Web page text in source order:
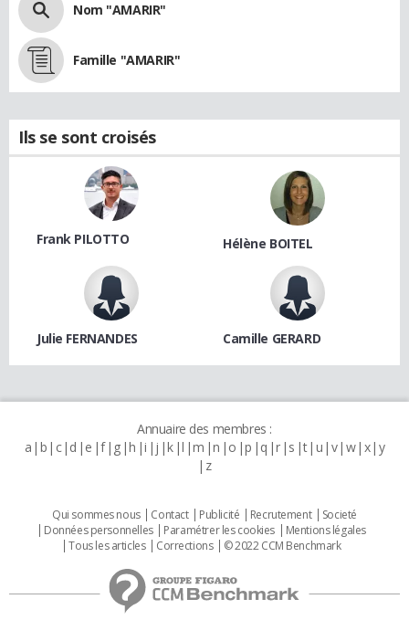
Nom "AMARIR"
Famille "AMARIR"
Ils se sont croisés
Frank PILOTTO Hélène BOITEL
Julie FERNANDES Camille GERARD
Annuaire des membres :
a b c d e f g h i j k l m n o p q r s t u v w x y
z
Qui sommes nous Contact Publicité Recrutement
Societé
Données personnelles
Paramétrer les cookies
Mentions légales
Tous les articles
Corrections © 2022 CCM Benchmark